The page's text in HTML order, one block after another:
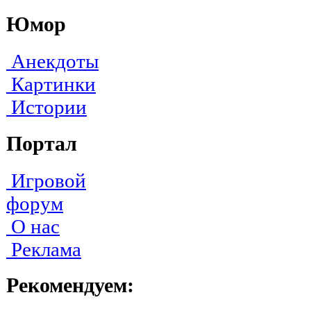
Юмор
Анекдоты
Картинки
Истории
Портал
Игровой
форум
О нас
Реклама
Рекомендуем: